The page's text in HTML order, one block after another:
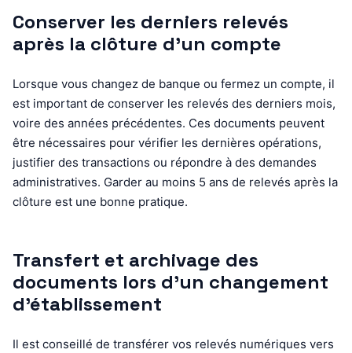
Conserver les derniers relevés
après la clôture d’un compte
Lorsque vous changez de banque ou fermez un compte, il
est important de conserver les relevés des derniers mois,
voire des années précédentes. Ces documents peuvent
être nécessaires pour vérifier les dernières opérations,
justifier des transactions ou répondre à des demandes
administratives. Garder au moins 5 ans de relevés après la
clôture est une bonne pratique.
Transfert et archivage des
documents lors d’un changement
d’établissement
Il est conseillé de transférer vos relevés numériques vers